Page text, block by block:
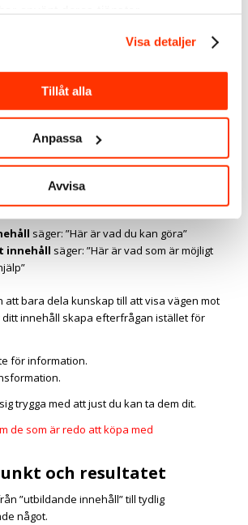
Visa detaljer
Tillåt alla
Anpassa
Avvisa
någon av frågorna, då postar du kanske
bra, men som inte leder någonstans.
din innehållsstrategi för bättre resultat
till transformativ
skillnad mellan innehåll som
som transformerar:
säger: ”Här är vad du kan göra”
innehåll säger: ”Här är vad som är möjligt
att bara dela kunskap till att visa vägen mot
innehåll skapa efterfrågan istället för
för information.
trygga med att just du kan ta dem dit.
de som är redo att köpa med
och resultatet
”utbildande innehåll” till tydlig
något.